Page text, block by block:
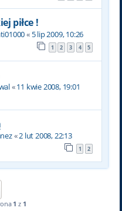
piłce !
« 5 lip 2009, 10:26
1 2 3 4 5
«11 kwie 2008, 19:01
«2 lut 2008, 22:13
1 2
1 z 1